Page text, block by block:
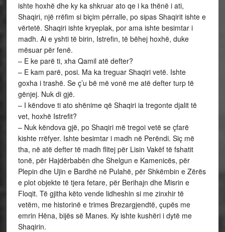
ishte hoxhë dhe ky ka shkruar ato qe i ka thënë i ati,
Shaqiri, një rrëfim si biçim përralle, po sipas Shaqirit ishte e
vërtetë. Shaqiri ishte kryeplak, por ama ishte besimtar i
madh. Ai e yshti të birin, Istrefin, të bëhej hoxhë, duke
mësuar për fenë.
– E ke parë ti, xha Qamil atë defter?
– E kam parë, posi. Ma ka treguar Shaqiri vetë. Ishte
goxha i trashë. Se ç’u bë më vonë me atë defter turp të
gënjej. Nuk di gjë.
– I këndove ti ato shënime që Shaqiri ia tregonte djalit të
vet, hoxhë Istrefit?
– Nuk këndova gjë, po Shaqiri më tregoi vetë se çfarë
kishte rrëfyer. Ishte besimtar i madh në Perëndi. Siç më
tha, në atë defter të madh flitej për Lisin Vakëf të fshatit
tonë, për Hajdërbabën dhe Shelgun e Kamenicës, për
Plepin dhe Ujin e Bardhë në Pulahë, për Shkëmbin e Zërës
e plot objekte të tjera fetare, për Berihajn dhe Misrin e
Floqit. Të gjitha këto vende lidheshin si me zinxhir të
vetëm, me historinë e trimes Brezargjendtë, çupës me
emrin Hëna, bijës së Manes. Ky ishte kushëri i dytë me
Shaqirin.